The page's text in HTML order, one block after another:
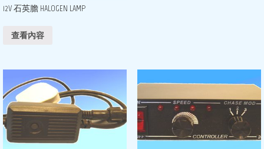
12V 石英膽 HALOGEN LAMP
查看內容